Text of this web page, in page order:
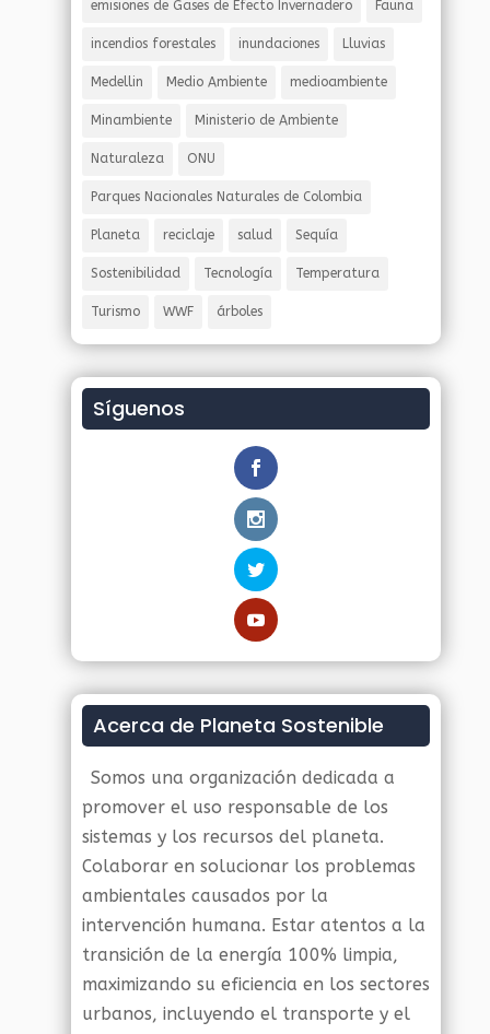
emisiones de Gases de Efecto Invernadero Fauna
incendios forestales inundaciones Lluvias
Medellin Medio Ambiente medioambiente
Minambiente Ministerio de Ambiente
Naturaleza ONU
Parques Nacionales Naturales de Colombia
Planeta reciclaje salud Sequía
Sostenibilidad Tecnología Temperatura
Turismo WWF árboles
Síguenos
Acerca de Planeta Sostenible
Somos una organización dedicada a
promover el uso responsable de los
sistemas y los recursos del planeta.
Colaborar en solucionar los problemas
ambientales causados por la
intervención humana. Estar atentos a la
transición de la energía 100% limpia,
maximizando su eficiencia en los sectores
urbanos, incluyendo el transporte y el